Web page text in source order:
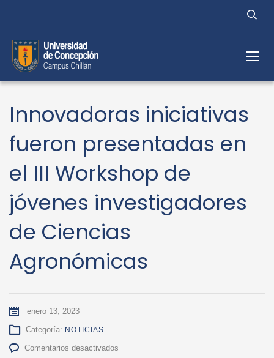
Innovadoras iniciativas
fueron presentadas en
el III Workshop de
jóvenes investigadores
de Ciencias
Agronómicas
enero 13, 2023
Categoría: NOTICIAS
Comentarios desactivados